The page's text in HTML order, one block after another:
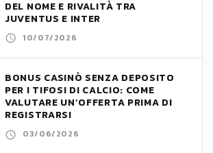
DEL NOME E RIVALITÀ TRA
JUVENTUS E INTER
10/07/2026
BONUS CASINÒ SENZA DEPOSITO
PER I TIFOSI DI CALCIO: COME
VALUTARE UN’OFFERTA PRIMA DI
REGISTRARSI
03/06/2026